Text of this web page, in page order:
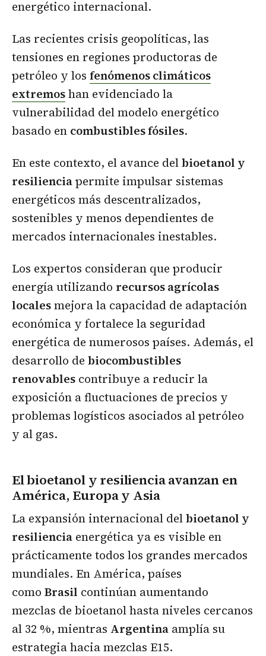
energético internacional.
Las recientes crisis geopolíticas, las
tensiones en regiones productoras de
petróleo y los fenómenos climáticos
extremoshan evidenciado la
vulnerabilidad del modelo energético
basado en combustibles fósiles.
En este contexto, el avance delbioetanol y
resilienciapermite impulsar sistemas
energéticos más descentralizados,
sostenibles y menos dependientes de
mercados internacionales inestables.
Los expertos consideran que producir
energía utilizando recursos agrícolas
localesmejora la capacidad de adaptación
económica y fortalece la seguridad
energética de numerosos países. Además, el
desarrollo de biocombustibles
renovables contribuye a reducir la
exposición a fluctuaciones de precios y
problemas logísticos asociados al petróleo
y al gas.
El bioetanol y resiliencia avanzan en
América, Europa y Asia
La expansión internacional delbioetanol y
resiliencia energética ya es visible en
prácticamente todos los grandes mercados
mundiales. En América, países
como Brasil continúan aumentando
mezclas de bioetanol hasta niveles cercanos
al 32 %, mientras Argentina amplía su
estrategia hacia mezclas E15.